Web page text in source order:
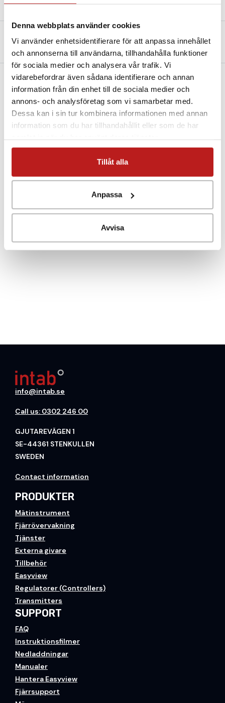
Denna webbplats använder cookies
Vi använder enhetsidentifierare för att anpassa innehållet
och annonserna till användarna, tillhandahålla funktioner
för sociala medier och analysera vår trafik. Vi
vidarebefordrar även sådana identifierare och annan
information från din enhet till de sociala medier och
annons- och analysföretag som vi samarbetar med.
Dessa kan i sin tur kombinera informationen med annan
information som du har tillhandahållit eller som de har
Tillåt alla
Anpassa
Avvisa
Beskrivning Teknisk specifikation
Filer och Länkar Bra komplement
Temperaturkalibrering på Intabs temperaturlabb vid två
stycken valfria punkter mellan -25°C och +110°C.
Leveranstid:3-10 dagar
info@intab.se
Call us: 0302 246 00
GJUTAREVÄGEN 1
SE-44361 STENKULLEN
SWEDEN
Contact information
PRODUKTER
Mätinstrument
Fjärrövervakning
Tjänster
Externa givare
Tillbehör
Easyview
Regulatorer (Controllers)
Transmitters
SUPPORT
FAQ
Instruktionsfilmer
Nedladdningar
Manualer
Hantera Easyview
Fjärrsupport